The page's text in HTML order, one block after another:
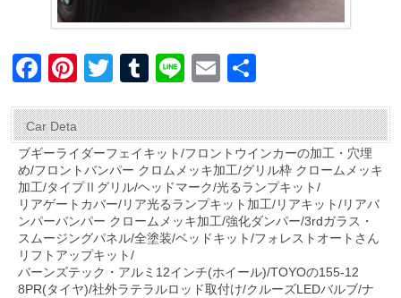
F
c
e
b
o
o
k
Pi
er
e
st
T
tt
er
T
m
bl
r
Li
e
E
ail
Car Deta
ブギーライダーフェイキット/フロントウインカーの加工・穴埋
め/フロントバンパー クロムメッキ加工/グリル枠 クロームメッキ
加工/タイプⅡグリル/ヘッドマーク/光るランプキット/
リアゲートカバー/リア光るランプキット加工/リアキット/リアバ
ンパーバンパー クロームメッキ加工/強化ダンパー/3rdガラス・
スムージングパネル/全塗装/ベッドキット/フォレストオートさん
リフトアップキット/
バーンズテック・アルミ12インチ(ホイール)/TOYOの155-12
8PR(タイヤ)/社外ラテラルロッド取付け/クルーズLEDバルブ/ナ